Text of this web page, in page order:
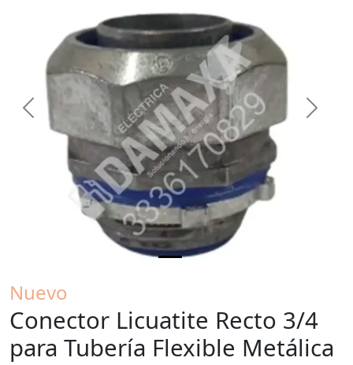
Previous Next
Nuevo
Conector Licuatite Recto 3/4
para Tubería Flexible Metálica